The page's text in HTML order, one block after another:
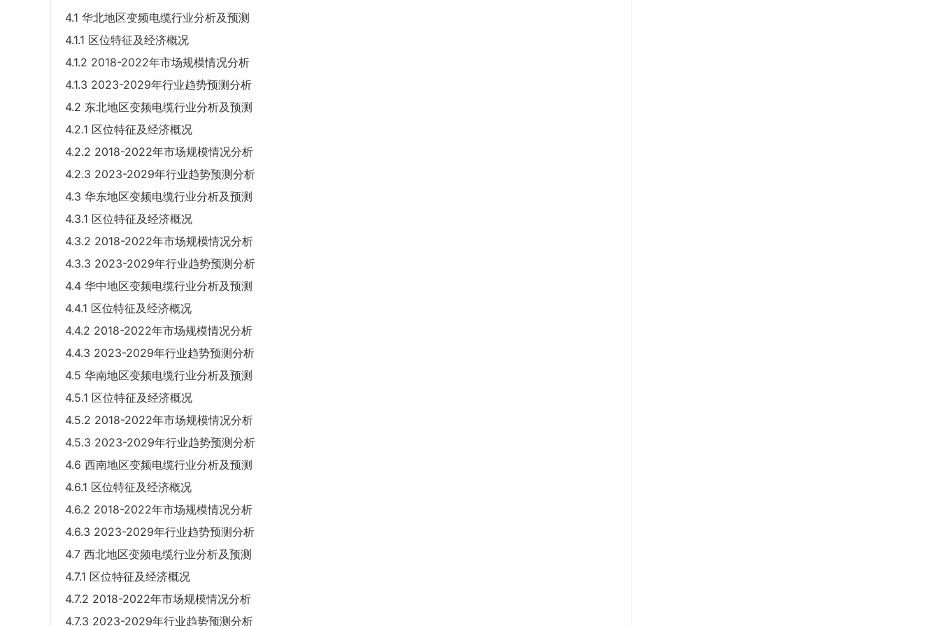
4.1 华北地区变频电缆行业分析及预测
4.1.1 区位特征及经济概况
4.1.2 2018-2022年市场规模情况分析
4.1.3 2023-2029年行业趋势预测分析
4.2 东北地区变频电缆行业分析及预测
4.2.1 区位特征及经济概况
4.2.2 2018-2022年市场规模情况分析
4.2.3 2023-2029年行业趋势预测分析
4.3 华东地区变频电缆行业分析及预测
4.3.1 区位特征及经济概况
4.3.2 2018-2022年市场规模情况分析
4.3.3 2023-2029年行业趋势预测分析
4.4 华中地区变频电缆行业分析及预测
4.4.1 区位特征及经济概况
4.4.2 2018-2022年市场规模情况分析
4.4.3 2023-2029年行业趋势预测分析
4.5 华南地区变频电缆行业分析及预测
4.5.1 区位特征及经济概况
4.5.2 2018-2022年市场规模情况分析
4.5.3 2023-2029年行业趋势预测分析
4.6 西南地区变频电缆行业分析及预测
4.6.1 区位特征及经济概况
4.6.2 2018-2022年市场规模情况分析
4.6.3 2023-2029年行业趋势预测分析
4.7 西北地区变频电缆行业分析及预测
4.7.1 区位特征及经济概况
4.7.2 2018-2022年市场规模情况分析
4.7.3 2023-2029年行业趋势预测分析